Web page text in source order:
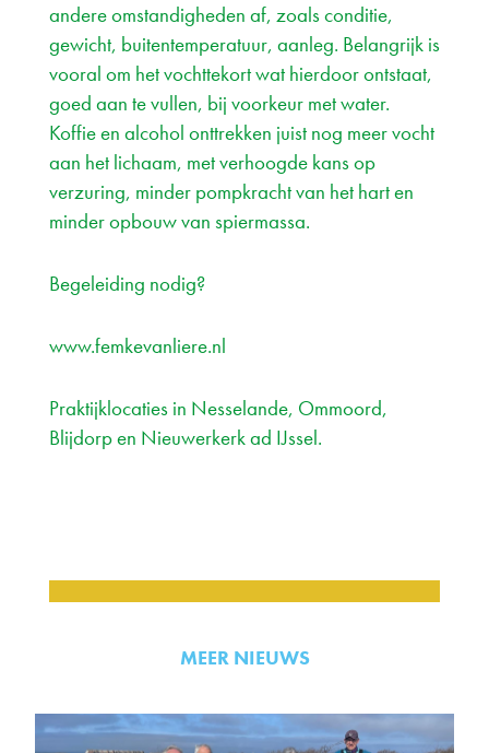
andere omstandigheden af, zoals conditie,
gewicht, buitentemperatuur, aanleg. Belangrijk is
vooral om het vochttekort wat hierdoor ontstaat,
goed aan te vullen, bij voorkeur met water.
Koffie en alcohol onttrekken juist nog meer vocht
aan het lichaam, met verhoogde kans op
verzuring, minder pompkracht van het hart en
minder opbouw van spiermassa.
Begeleiding nodig?
www.femkevanliere.nl
Praktijklocaties in Nesselande, Ommoord,
Blijdorp en Nieuwerkerk ad IJssel.
MEER NIEUWS